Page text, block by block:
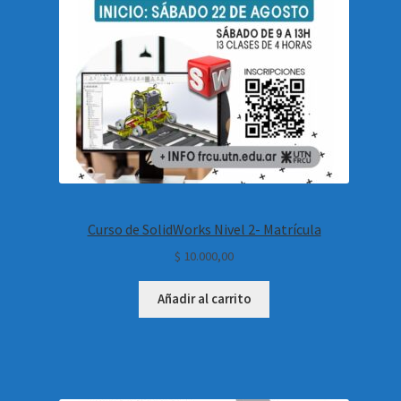
Curso de SolidWorks Nivel 2- Matrícula
$ 10.000,00
Añadir al carrito